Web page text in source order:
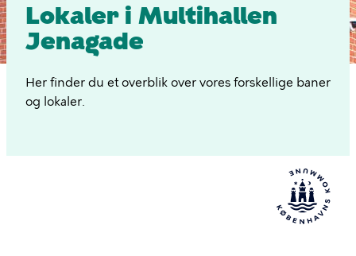
Lokaler i Multihallen
Jenagade
Her finder du et overblik over vores forskellige baner
og lokaler.